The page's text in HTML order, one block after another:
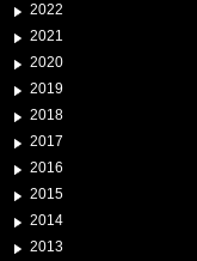
2022
2021
2020
2019
2018
2017
2016
2015
2014
2013